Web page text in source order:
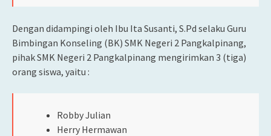
Dengan didampingi oleh Ibu Ita Susanti, S.Pd selaku Guru
Bimbingan Konseling (BK) SMK Negeri 2 Pangkalpinang,
pihak SMK Negeri 2 Pangkalpinang mengirimkan 3 (tiga)
orang siswa, yaitu :
Robby Julian
Herry Hermawan